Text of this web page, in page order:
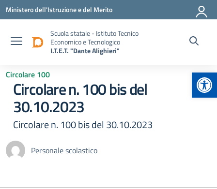
Vai ai contenuti
Vai al menu di navigazione
Vai al footer
Ministero dell'Istruzione e del Merito
Scuola statale - Istituto Tecnico
Economico e Tecnologico
I.T.E.T. "Dante Alighieri"
Circolare 100
Circolare n. 100 bis del
30.10.2023
Circolare n. 100 bis del 30.10.2023
Personale scolastico